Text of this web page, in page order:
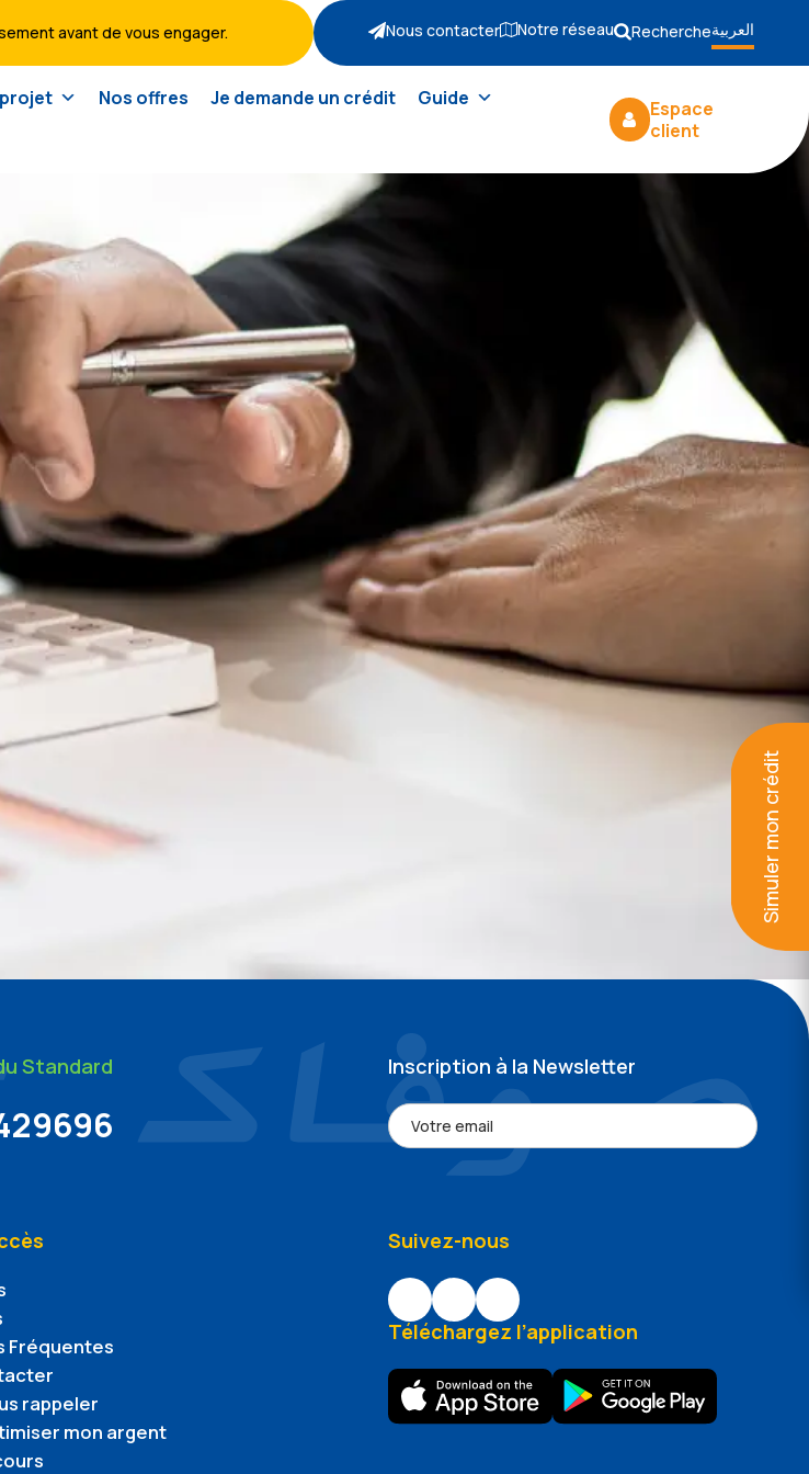
avant de vous engager. Nous contacter Notre réseau Rechercheالعربية
projet Nos offres Je demande un crédit
Guide
Espace
client
Standard Inscription à la Newsletter
Fréquentes
rappeler
mon argent
Suivez-nous
Téléchargez l’application
Simuler mon crédit